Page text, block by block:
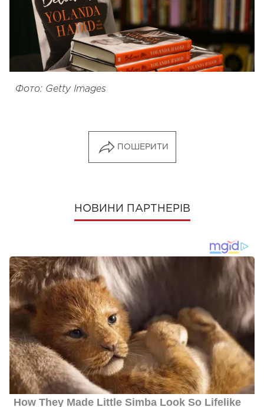
Фото: Getty Images
ПОШЕРИТИ
НОВИНИ ПАРТНЕРІВ